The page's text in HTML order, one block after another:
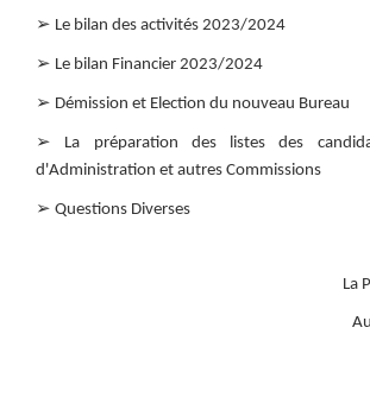
➢ Le bilan des activités 2023/2024
➢ Le bilan Financier 2023/2024
➢ Démission et Election du nouveau Bureau
➢ La préparation des listes des
d'Administration et autres Commissions
➢ Questions Diverses
La